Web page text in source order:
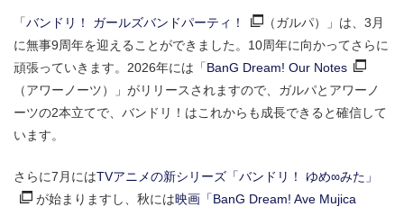
「バンドリ！ ガールズバンドパーティ！
（ガルパ）」は、3月
に無事9周年を迎えることができました。10周年に向かってさらに
頑張っていきます。2026年には「BanG Dream! Our Notes
（アワーノーツ）」がリリースされますので、ガルパとアワーノ
ーツの2本立てで、バンドリ！はこれからも成長できると確信して
います。
さらに7月にはTVアニメの新シリーズ「バンドリ！ ゆめ∞みた」
が始まりますし、秋には映画「BanG Dream! Ave Mujica